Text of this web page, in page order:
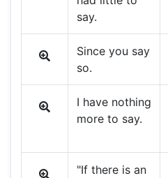
say.
Since you say
so.
I have nothing
more to say.
"If there is an